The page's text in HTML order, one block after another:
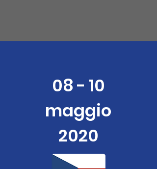
08 - 10
maggio
2020